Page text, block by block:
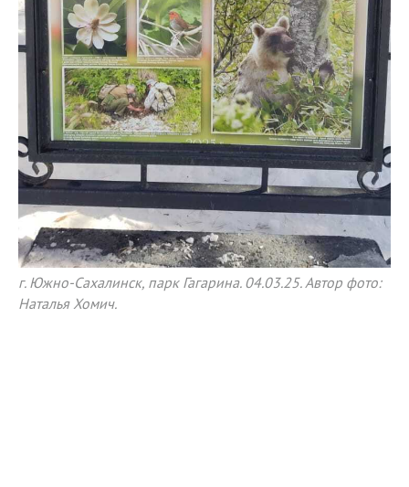
г. Южно-Сахалинск, парк Гагарина. 04.03.25. Автор фото:
Наталья Хомич.